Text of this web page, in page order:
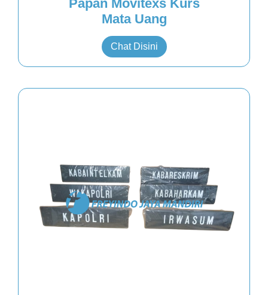
Papan Movitexs Kurs
Mata Uang
Chat Disini